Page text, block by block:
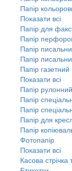
Папір
Показати всі
Папір для
Папір
Папір
Папір
Папір газетний
Показати всі
Папір рулонний
Папір
Папір
Папір для
Папір
Фотопапір
Показати всі
Касова стрічка